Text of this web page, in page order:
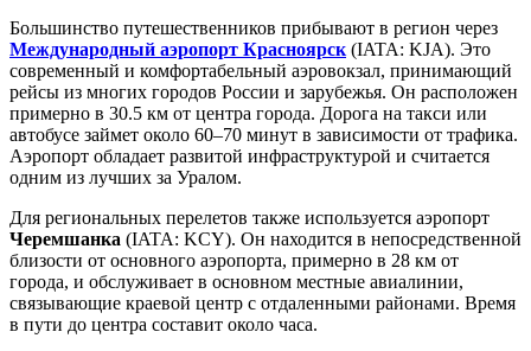
Большинство путешественников прибывают в регион через
Международный аэропорт Красноярск (IATA: KJA). Это
современный и комфортабельный аэровокзал, принимающий
рейсы из многих городов России и зарубежья. Он расположен
примерно в 30.5 км от центра города. Дорога на такси или
автобусе займет около 60–70 минут в зависимости от трафика.
Аэропорт обладает развитой инфраструктурой и считается
одним из лучших за Уралом.
Для региональных перелетов также используется аэропорт
Черемшанка (IATA: KCY). Он находится в непосредственной
близости от основного аэропорта, примерно в 28 км от
города, и обслуживает в основном местные авиалинии,
связывающие краевой центр с отдаленными районами. Время
в пути до центра составит около часа.